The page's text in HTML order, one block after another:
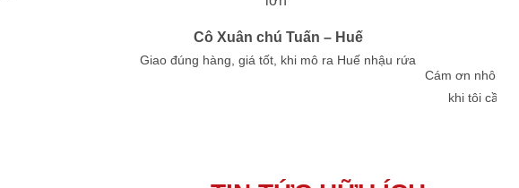
Cô Xuân chú Tuấn – Huế
Giao đúng hàng, giá tốt, khi mô ra Huế nhậu rứa
Cám ơn nhôm
khi tôi cần,